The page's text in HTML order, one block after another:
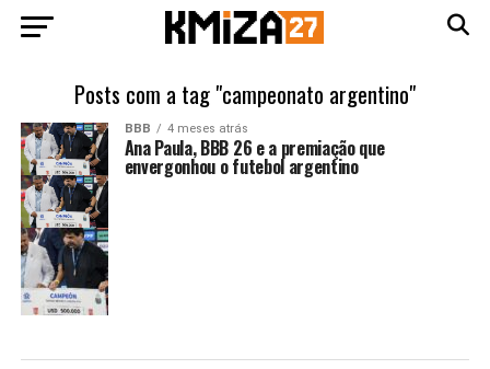
Posts com a tag "campeonato argentino"
BBB 4 meses atrás
Ana Paula, BBB 26 e a premiação que
envergonhou o futebol argentino